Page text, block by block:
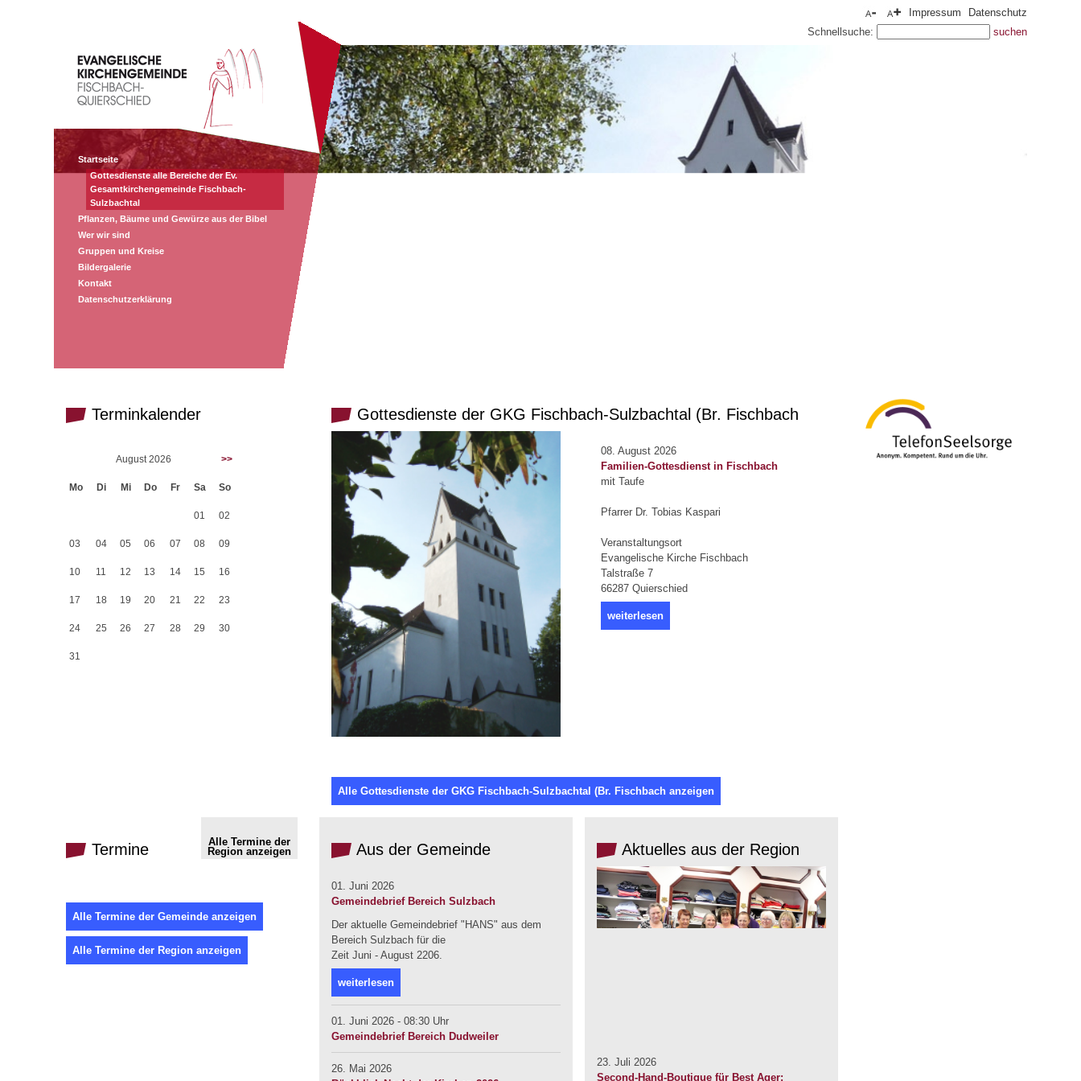
Startseite
Gottesdienste alle Bereiche der Ev.
Gesamtkirchengemeinde Fischbach-
Sulzbachtal
Pflanzen, Bäume und Gewürze aus der Bibel
Wer wir sind
Gruppen und Kreise
Bildergalerie
Kontakt
Datenschutzerklärung
Impressum
Datenschutz
Schnellsuche:
Terminkalender
August 2026 >>
Mo Di Mi Do Fr Sa So
01 02
03 04 05 06 07 08 09
10 11 12 13 14 15 16
17 18 19 20 21 22 23
24 25 26 27 28 29 30
31
Gottesdienste der GKG Fischbach-Sulzbachtal (Br. Fischbach
08. August 2026
Familien-Gottesdienst in Fischbach
mit Taufe
Pfarrer Dr. Tobias Kaspari
Veranstaltungsort
Evangelische Kirche Fischbach
Talstraße 7
66287 Quierschied
weiterlesen
Alle Gottesdienste der GKG Fischbach-Sulzbachtal (Br. Fischbach anzeigen
Termine
Alle Termine der
Region anzeigen
Alle Termine der Gemeinde anzeigen
Alle Termine der Region anzeigen
Aus der Gemeinde
01. Juni 2026
Gemeindebrief Bereich Sulzbach
Der aktuelle Gemeindebrief "HANS" aus dem
Bereich Sulzbach für die
Zeit Juni - August 2206.
weiterlesen
01. Juni 2026 - 08:30 Uhr
Gemeindebrief Bereich Dudweiler
26. Mai 2026
Aktuelles aus der Region
23. Juli 2026
Second-Hand-Boutique für Best Ager: